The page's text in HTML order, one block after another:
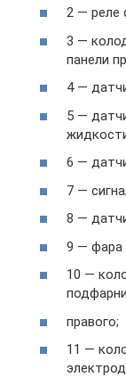
2 — реле
3 —
панели
4 —
5 —
6 —
7 —
8 —
9 — фара
10 —
правого;
11 —